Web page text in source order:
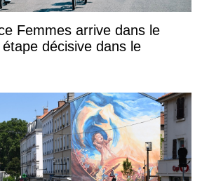
Femmes arrive dans le
décisive dans le